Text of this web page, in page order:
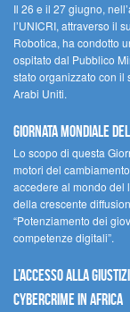
Il 26 e il 27 giugno,
l’UNICRI, attraverso il
Robotica, ha condotto
ospitato dal Pubblico
stato organizzato con il
Arabi Uniti.
Giornata Mondiale
Lo scopo di questa
motori del
accedere al mondo del
della crescente
“Potenziamento dei
competenze digitali”.
L’accesso alla
cybercrime in Africa